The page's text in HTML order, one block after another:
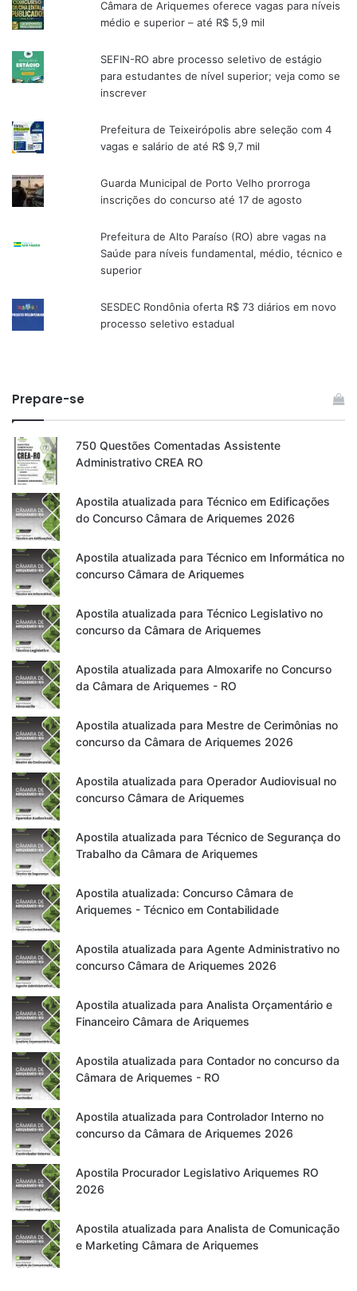
Câmara de Ariquemes oferece vagas para níveis
médio e superior – até R$ 5,9 mil
SEFIN-RO abre processo seletivo de estágio
para estudantes de nível superior; veja como se
inscrever
Prefeitura de Teixeirópolis abre seleção com 4
vagas e salário de até R$ 9,7 mil
Guarda Municipal de Porto Velho prorroga
inscrições do concurso até 17 de agosto
Prefeitura de Alto Paraíso (RO) abre vagas na
Saúde para níveis fundamental, médio, técnico e
superior
SESDEC Rondônia oferta R$ 73 diários em novo
processo seletivo estadual
Prepare-se
750 Questões Comentadas Assistente
Administrativo CREA RO
Apostila atualizada para Técnico em Edificações
do Concurso Câmara de Ariquemes 2026
Apostila atualizada para Técnico em Informática no
concurso Câmara de Ariquemes
Apostila atualizada para Técnico Legislativo no
concurso da Câmara de Ariquemes
Apostila atualizada para Almoxarife no Concurso
da Câmara de Ariquemes - RO
Apostila atualizada para Mestre de Cerimônias no
concurso da Câmara de Ariquemes 2026
Apostila atualizada para Operador Audiovisual no
concurso Câmara de Ariquemes
Apostila atualizada para Técnico de Segurança do
Trabalho da Câmara de Ariquemes
Apostila atualizada: Concurso Câmara de
Ariquemes - Técnico em Contabilidade
Apostila atualizada para Agente Administrativo no
concurso Câmara de Ariquemes 2026
Apostila atualizada para Analista Orçamentário e
Financeiro Câmara de Ariquemes
Apostila atualizada para Contador no concurso da
Câmara de Ariquemes - RO
Apostila atualizada para Controlador Interno no
concurso da Câmara de Ariquemes 2026
Apostila Procurador Legislativo Ariquemes RO
2026
Apostila atualizada para Analista de Comunicação
e Marketing Câmara de Ariquemes